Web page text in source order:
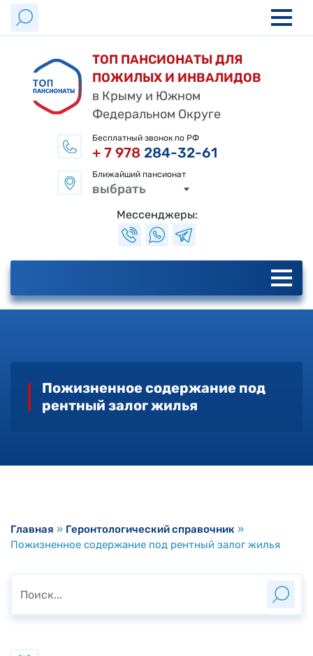
ТОП ПАНСИОНАТЫ ДЛЯ
ПОЖИЛЫХ И ИНВАЛИДОВ
в Крыму и Южном
Федеральном Округе
Бесплатный звонок по РФ
+ 7 978 284-32-61
Ближайший пансионат
выбрать
Мессенджеры:
Пожизненное содержание под
рентный залог жилья
Главная » Геронтологический справочник »
Пожизненное содержание под рентный залог жилья